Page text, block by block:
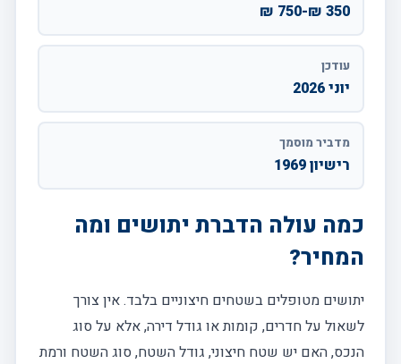
350 ₪-750 ₪
עודכן
יוני 2026
מדביר מוסמך
רישיון 1969
כמה עולה הדברת יתושים ומה
המחיר?
יתושים מטופלים בשטחים חיצוניים בלבד. אין צורך
לשאול על חדרים, קומות או גודל דירה, אלא על סוג
הנכס, האם יש שטח חיצוני, גודל השטח, סוג השטח ורמת